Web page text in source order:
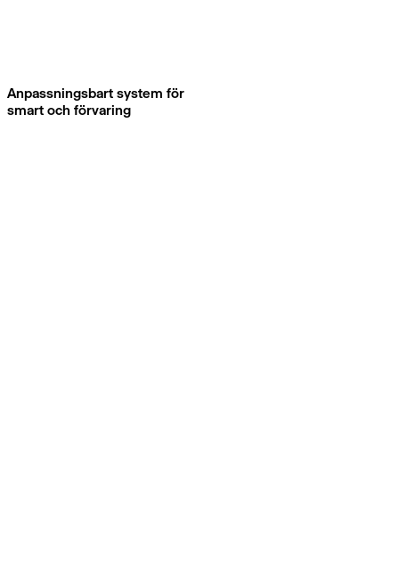
Anpassningsbart system för
smart och förvaring